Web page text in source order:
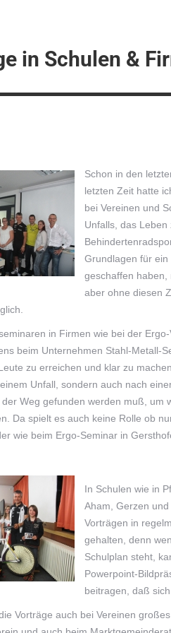
in Schulen &
Schon in den
letzten Zeit hatte
bei Vereinen und
Unfalls, das
Grundlagen für
geschaffen haben,
aber ohne diesen
in Firmen wie bei der
beim Unternehmen Stahl-Metall-
zu erreichen und klar zu
Unfall, sondern auch nach
Weg gefunden werden muß, um
Da spielt es auch keine Rolle ob
wie beim Ergo-Seminar in
In Schulen wie in
Aham, Gerzen
Vorträgen in
gehalten, denn
Schulplan steht,
Powerpoint-
beitragen, daß
Vorträge auch bei Vereinen